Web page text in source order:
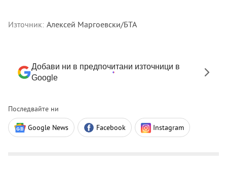
Източник: Алексей Маргоевски/БТА
Добави ни в предпочитани източници в
Google
Последвайте ни
Google News Facebook Instagram